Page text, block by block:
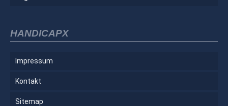
HANDICAPX
Impressum
Kontakt
Sitemap